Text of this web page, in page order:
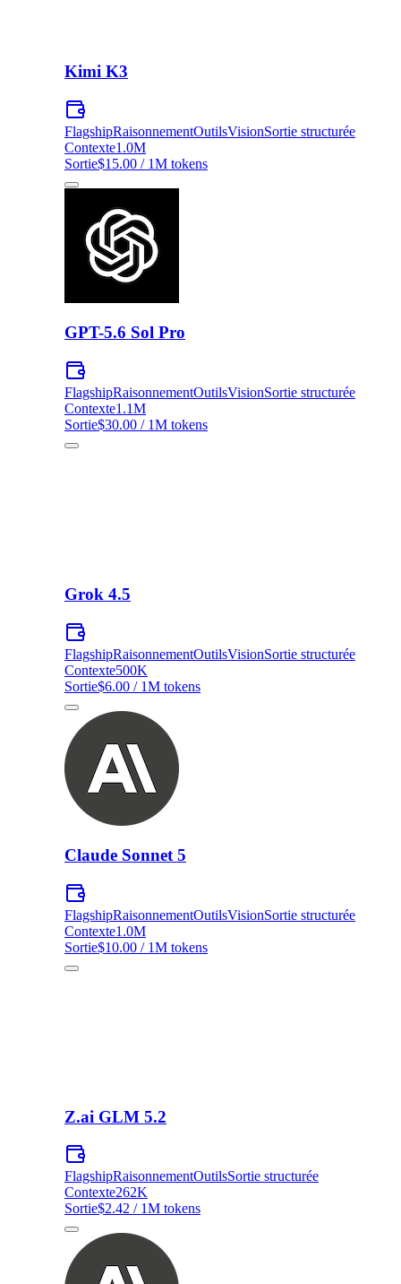
Kimi K3
FlagshipRaisonnementOutilsVisionSortie structurée
Contexte1.0M
Sortie$15.00 / 1M tokens
GPT-5.6 Sol Pro
FlagshipRaisonnementOutilsVisionSortie structurée
Contexte1.1M
Sortie$30.00 / 1M tokens
Grok 4.5
FlagshipRaisonnementOutilsVisionSortie structurée
Contexte500K
Sortie$6.00 / 1M tokens
Claude Sonnet 5
FlagshipRaisonnementOutilsVisionSortie structurée
Contexte1.0M
Sortie$10.00 / 1M tokens
Z.ai GLM 5.2
FlagshipRaisonnementOutilsSortie structurée
Contexte262K
Sortie$2.42 / 1M tokens